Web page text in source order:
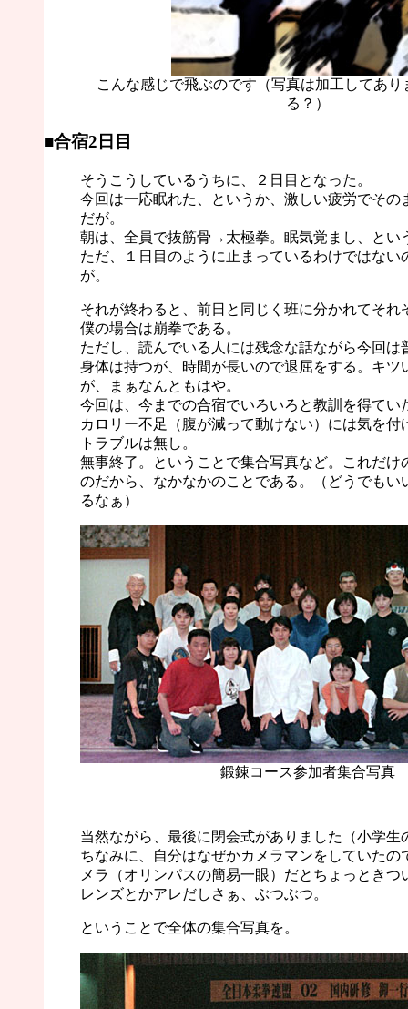
こんな感じで飛ぶのです（写真は加工してあ
る？）
■合宿2日目
そうこうしているうちに、２日目となった。
今回は一応眠れた、というか、激しい疲労でその
だが。
朝は、全員で抜筋骨→太極拳。眠気覚まし、とい
ただ、１日目のように止まっているわけではない
が。
それが終わると、前日と同じく班に分かれてそ
僕の場合は崩拳である。
ただし、読んでいる人には残念な話ながら今回は
身体は持つが、時間が長いので退屈をする。キツ
が、まぁなんともはや。
今回は、今までの合宿でいろいろと教訓を得てい
カロリー不足（腹が減って動けない）には気を付
トラブルは無し。
無事終了。ということで集合写真など。これだけ
のだから、なかなかのことである。（どうでもい
るなぁ）
鍛錬コース参加者集合写真
当然ながら、最後に閉会式がありました（小学生
ちなみに、自分はなぜかカメラマンをしていたの
メラ（オリンパスの簡易一眼）だとちょっときつ
レンズとかアレだしさぁ、ぶつぶつ。
ということで全体の集合写真を。